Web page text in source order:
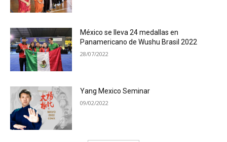
México se lleva 24 medallas en
Panamericano de Wushu Brasil 2022
28/07/2022
Yang Mexico Seminar
09/02/2022